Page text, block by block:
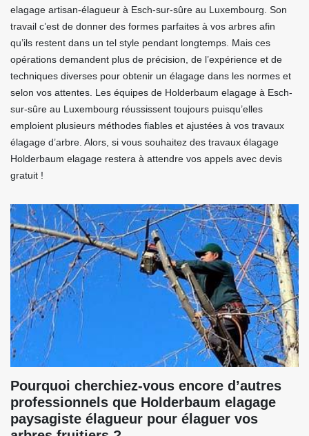
elagage artisan-élagueur à Esch-sur-sûre au Luxembourg. Son
travail c’est de donner des formes parfaites à vos arbres afin
qu’ils restent dans un tel style pendant longtemps. Mais ces
opérations demandent plus de précision, de l’expérience et de
techniques diverses pour obtenir un élagage dans les normes et
selon vos attentes. Les équipes de Holderbaum elagage à Esch-
sur-sûre au Luxembourg réussissent toujours puisqu’elles
emploient plusieurs méthodes fiables et ajustées à vos travaux
élagage d’arbre. Alors, si vous souhaitez des travaux élagage
Holderbaum elagage restera à attendre vos appels avec devis
gratuit !
Pourquoi cherchiez-vous encore d’autres
professionnels que Holderbaum elagage
paysagiste élagueur pour élaguer vos